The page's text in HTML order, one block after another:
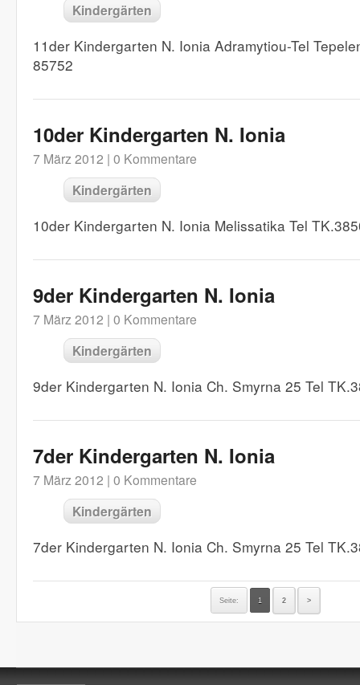
Kindergärten
11der Kindergarten N. Ionia Adramytiou-Tel
85752
10der Kindergarten N. Ionia
7 März 2012 | 0 Kommentare
Kindergärten
10der Kindergarten N. Ionia Melissatika Tel
9der Kindergarten N. Ionia
7 März 2012 | 0 Kommentare
Kindergärten
9der Kindergarten N. Ionia Ch. Smyrna 25 Tel
7der Kindergarten N. Ionia
7 März 2012 | 0 Kommentare
Kindergärten
7der Kindergarten N. Ionia Ch. Smyrna 25 Tel
Seite: 1 2 >